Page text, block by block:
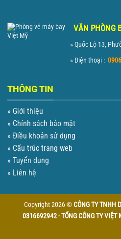
VĂN PHÒNG
» Quốc Lộ 13,
» Điện thoại :
THÔNG TIN
» Giới thiệu
» Chính sách bảo mật
» Điều khoản sử dụng
» Cấu trúc trang web
» Tuyển dụng
» Liên hệ
Copyright 2026 ©CÔNG TY TNHH
0316692942 - TỔNG CÔNG TY VIỆT